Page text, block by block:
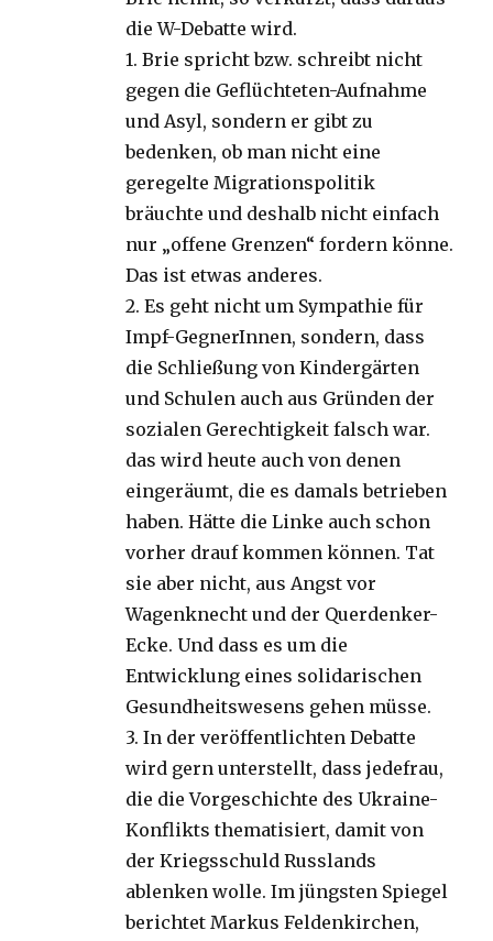
die W-Debatte wird.
1. Brie spricht bzw. schreibt nicht
gegen die Geflüchteten-Aufnahme
und Asyl, sondern er gibt zu
bedenken, ob man nicht eine
geregelte Migrationspolitik
bräuchte und deshalb nicht einfach
nur „offene Grenzen“ fordern könne.
Das ist etwas anderes.
2. Es geht nicht um Sympathie für
Impf-GegnerInnen, sondern, dass
die Schließung von Kindergärten
und Schulen auch aus Gründen der
sozialen Gerechtigkeit falsch war.
das wird heute auch von denen
eingeräumt, die es damals betrieben
haben. Hätte die Linke auch schon
vorher drauf kommen können. Tat
sie aber nicht, aus Angst vor
Wagenknecht und der Querdenker-
Ecke. Und dass es um die
Entwicklung eines solidarischen
Gesundheitswesens gehen müsse.
3. In der veröffentlichten Debatte
wird gern unterstellt, dass jedefrau,
die die Vorgeschichte des Ukraine-
Konflikts thematisiert, damit von
der Kriegsschuld Russlands
ablenken wolle. Im jüngsten Spiegel
berichtet Markus Feldenkirchen,